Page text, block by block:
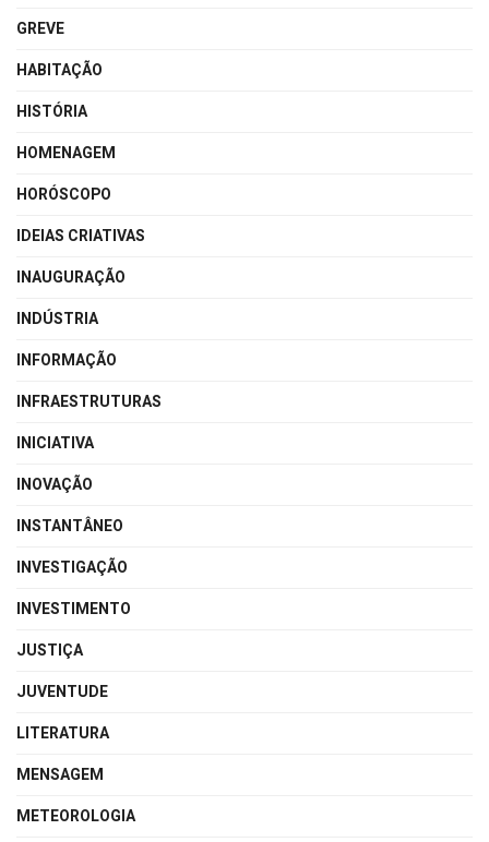
GREVE
HABITAÇÃO
HISTÓRIA
HOMENAGEM
HORÓSCOPO
IDEIAS CRIATIVAS
INAUGURAÇÃO
INDÚSTRIA
INFORMAÇÃO
INFRAESTRUTURAS
INICIATIVA
INOVAÇÃO
INSTANTÂNEO
INVESTIGAÇÃO
INVESTIMENTO
JUSTIÇA
JUVENTUDE
LITERATURA
MENSAGEM
METEOROLOGIA